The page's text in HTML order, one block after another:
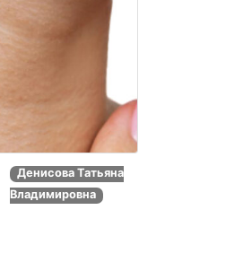
Денисова Татьяна
Владимировна